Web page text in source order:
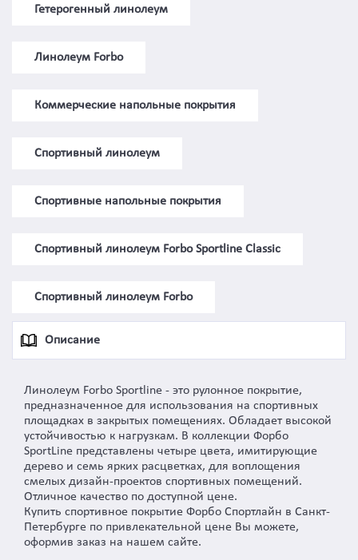
Гетерогенный линолеум
Линолеум Forbo
Коммерческие напольные покрытия
Спортивный линолеум
Спортивные напольные покрытия
Спортивный линолеум Forbo Sportline Classic
Спортивный линолеум Forbo
Описание
Линолеум Forbo Sportline - это рулонное покрытие,
предназначенное для использования на спортивных
площадках в закрытых помещениях. Обладает высокой
устойчивостью к нагрузкам. В коллекции Форбо
SportLine представлены четыре цвета, имитирующие
дерево и семь ярких расцветках, для воплощения
смелых дизайн-проектов спортивных помещений.
Отличное качество по доступной цене.
Купить спортивное покрытие Форбо Спортлайн в Санкт-
Петербурге по привлекательной цене Вы можете,
оформив заказ на нашем сайте.